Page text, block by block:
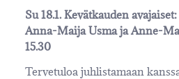
Su 18.1. Kevätkauden
Anna-Maija Usma ja Anne-
15.30
Tervetuloa juhlistamaan